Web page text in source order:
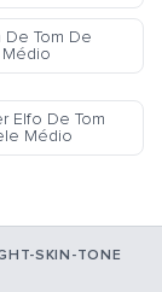
De Tom De
Elfo De Tom
Médio
SKIN-TONE